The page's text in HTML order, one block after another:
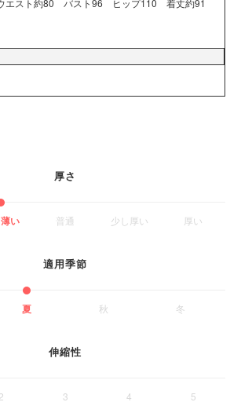
厚さ
い 普通 少し厚い 厚い
適用季節
夏 秋 冬
伸縮性
2 3 4 5